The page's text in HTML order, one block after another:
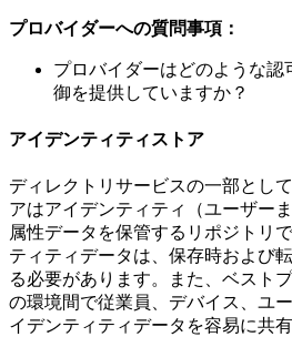
プロバイダーへの質問事項：
プロバイダーはどのような認
御を提供していますか？
アイデンティティストア
ディレクトリサービスの一部とし
アはアイデンティティ（ユーザー
属性データを保管するリポジトリ
ティティデータは、保存時および
る必要があります。また、ベスト
の環境間で従業員、デバイス、ユ
イデンティティデータを容易に共